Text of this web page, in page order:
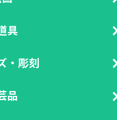
具
・彫刻
品